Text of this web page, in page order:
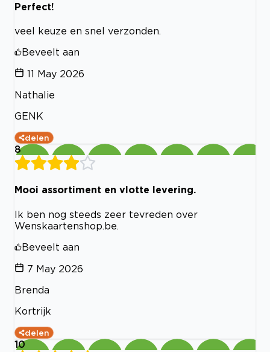
Perfect!
veel keuze en snel verzonden.
Beveelt aan
11 May 2026
Nathalie
GENK
delen
8
Mooi assortiment en vlotte levering.
Ik ben nog steeds zeer tevreden over
Wenskaartenshop.be.
Beveelt aan
7 May 2026
Brenda
Kortrijk
delen
10